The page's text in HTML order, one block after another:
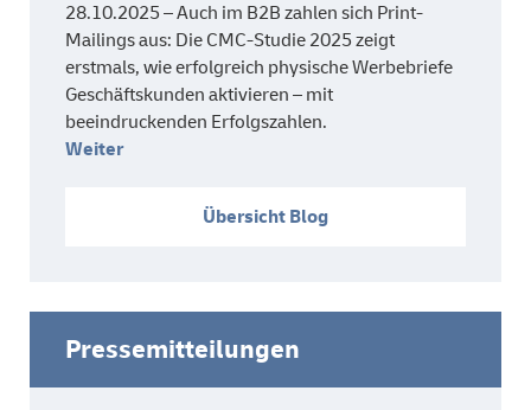
28.10.2025 – Auch im B2B zahlen sich Print-
Mailings aus: Die CMC-Studie 2025 zeigt
erstmals, wie erfolgreich physische Werbebriefe
Geschäftskunden aktivieren – mit
beeindruckenden Erfolgszahlen.
Weiter
Übersicht Blog
Pressemitteilungen